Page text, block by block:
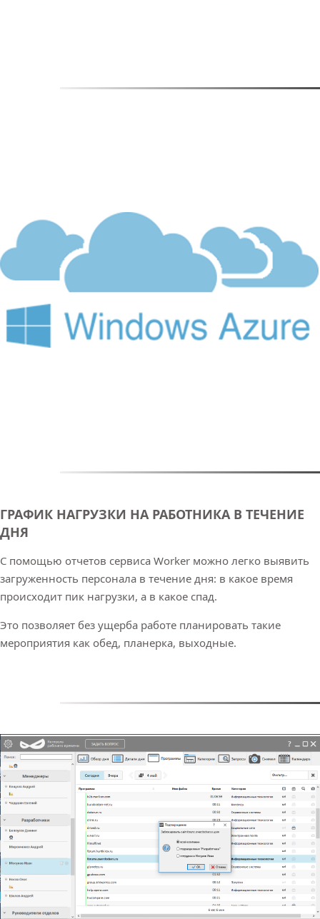
ГРАФИК НАГРУЗКИ НА РАБОТНИКА В ТЕЧЕНИЕ
ДНЯ
С помощью отчетов сервиса Worker можно легко выявить
загруженность персонала в течение дня: в какое время
происходит пик нагрузки, а в какое спад.
Это позволяет без ущерба работе планировать такие
мероприятия как обед, планерка, выходные.